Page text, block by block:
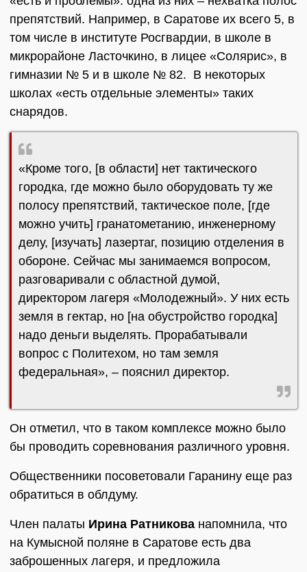
препятствий. Например, в Саратове их всего 5, в
том числе в институте Росгвардии, в школе в
микрорайоне Ласточкино, в лицее «Солярис», в
гимназии № 5 и в школе № 82. В некоторых
школах «есть отдельные элементы» таких
снарядов.
«Кроме того, [в области] нет тактического
городка, где можно было оборудовать ту же
полосу препятствий, тактическое поле, [где
можно учить] гранатометанию, инженерному
делу, [изучать] лазертаг, позицию отделения в
обороне. Сейчас мы занимаемся вопросом,
разговаривали с областной думой,
директором лагеря «Молодежный». У них есть
земля в гектар, но [на обустройство городка]
надо деньги выделять. Прорабатывали
вопрос с Политехом, но там земля
федеральная», – пояснил директор.
Он отметил, что в таком комплексе можно было
бы проводить соревнования различного уровня.
Общественники посоветовали Гаранину еще раз
обратиться в облдуму.
Член палаты Ирина Ратникова напомнила, что
на Кумысной поляне в Саратове есть два
заброшенных лагеря, и предложила